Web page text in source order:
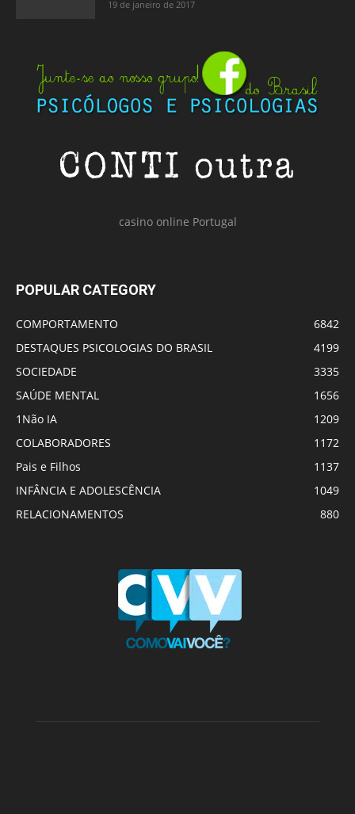
19 de janeiro de 2017
casino online Portugal
POPULAR CATEGORY
COMPORTAMENTO
6842
DESTAQUES PSICOLOGIAS DO BRASIL
4199
SOCIEDADE
3335
SAÚDE MENTAL
1656
1Não IA
1209
COLABORADORES
1172
Pais e Filhos
1137
INFÂNCIA E ADOLESCÊNCIA
1049
RELACIONAMENTOS
880